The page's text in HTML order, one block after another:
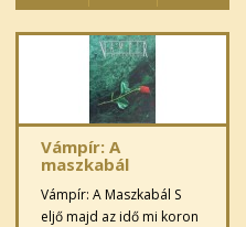
Vámpír: A
maszkabál
Vámpír: A Maszkabál S
eljő majd az idő mi koron